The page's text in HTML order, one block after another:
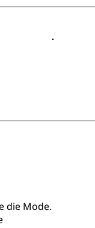
die Mode.